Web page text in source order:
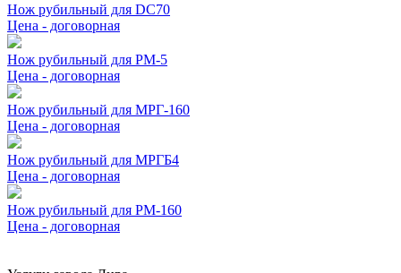
Нож рубильный для DC70
Цена - договорная
Нож рубильный для РМ-5
Цена - договорная
Нож рубильный для МРГ-160
Цена - договорная
Нож рубильный для МРГБ4
Цена - договорная
Нож рубильный для РМ-160
Цена - договорная